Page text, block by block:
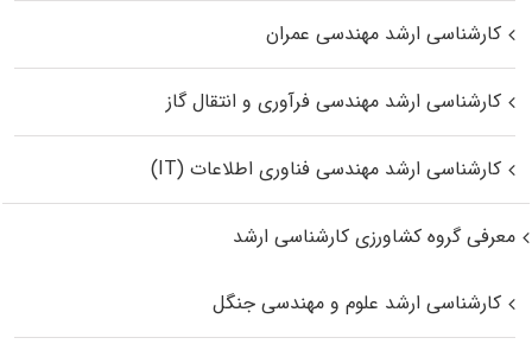
کارشناسی ارشد مهندسی عمران
کارشناسی ارشد مهندسی فرآوری و انتقال گاز
کارشناسی ارشد مهندسی فناوری اطلاعات (IT)
معرفی گروه کشاورزی کارشناسی ارشد
کارشناسی ارشد علوم و مهندسی جنگل